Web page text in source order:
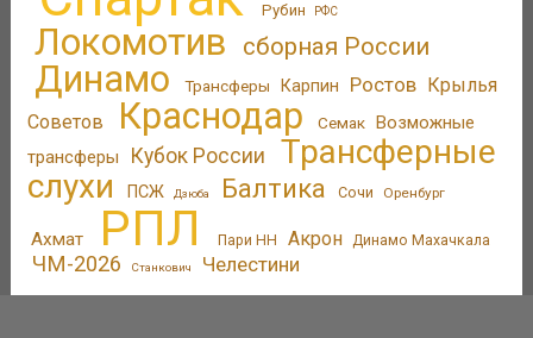
Рубин РФС
Локомотив сборная России
Динамо Трансферы Карпин Ростов
Крылья
Советов
Краснодар Семак Возможные
трансферы
Кубок России
Трансферные
слухи
ПСЖ Дзюба Балтика Сочи Оренбург
Ахмат РПЛ Пари НН Акрон Динамо Махачкала
ЧМ-2026 Станкович Челестини